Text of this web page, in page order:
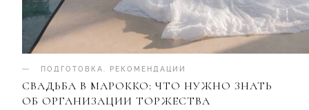
ПОДГОТОВКА РЕКОМЕНДАЦИИ
СВАДЬБА В МАРОККО: ЧТО НУЖНО ЗНАТЬ
ОБ ОРГАНИЗАЦИИ ТОРЖЕСТВА